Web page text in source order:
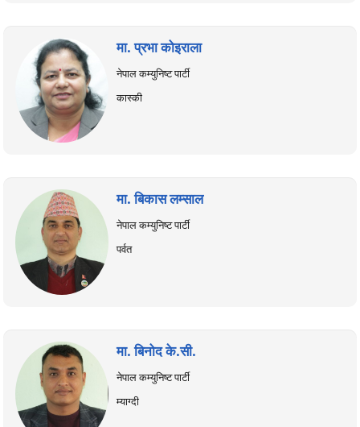
मा. प्रभा कोइराला
नेपाल कम्युनिष्ट पार्टी
कास्की
मा. बिकास लम्साल
नेपाल कम्युनिष्ट पार्टी
पर्वत
मा. बिनोद के.सी.
नेपाल कम्युनिष्ट पार्टी
म्याग्दी